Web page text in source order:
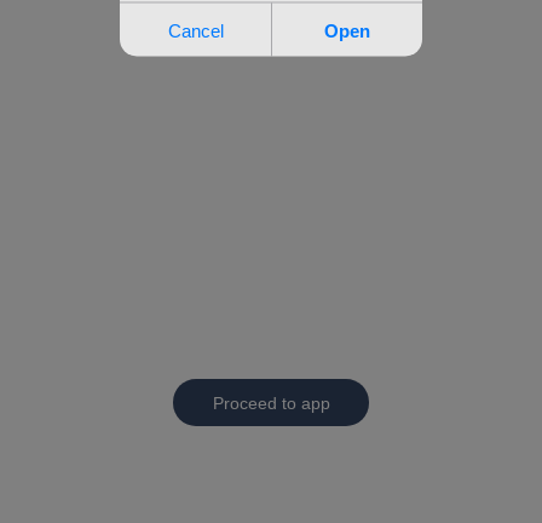
Proceed to app